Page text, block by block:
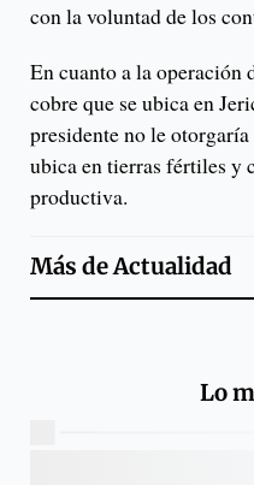
con la voluntad de los
En cuanto a la operación
cobre que se ubica en
presidente no le
ubica en tierras fértiles y
productiva.
Más deActualidad
Lo